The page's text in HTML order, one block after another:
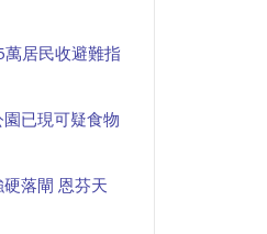
居民收避難指
已現可疑食物
落閘 恩芬天